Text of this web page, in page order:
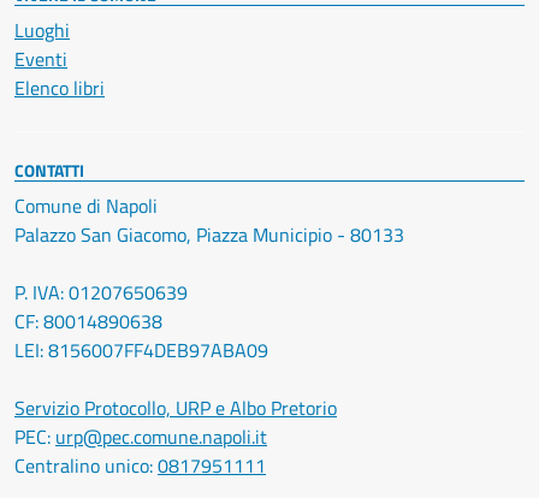
Luoghi
Eventi
Elenco libri
CONTATTI
Comune di Napoli
Palazzo San Giacomo, Piazza Municipio - 80133
P. IVA: 01207650639
CF: 80014890638
LEI: 8156007FF4DEB97ABA09
Servizio Protocollo, URP e Albo Pretorio
PEC: urp@pec.comune.napoli.it
Centralino unico:0817951111